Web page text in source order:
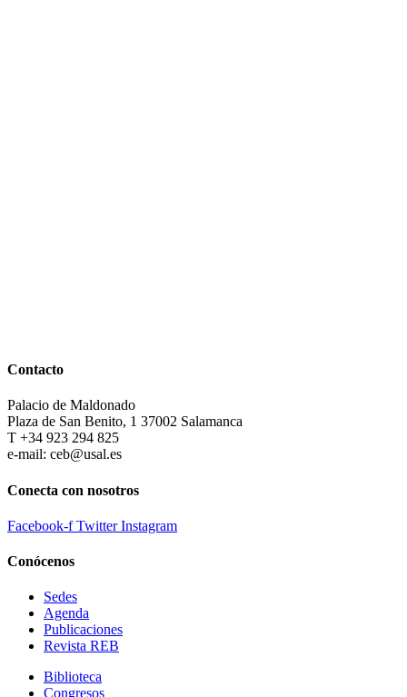
Contacto
Palacio de Maldonado
Plaza de San Benito, 1 37002 Salamanca
T +34 923 294 825
e-mail: ceb@usal.es
Conecta con nosotros
Facebook-f Twitter Instagram
Conócenos
Sedes
Agenda
Publicaciones
Revista REB
Biblioteca
Congresos